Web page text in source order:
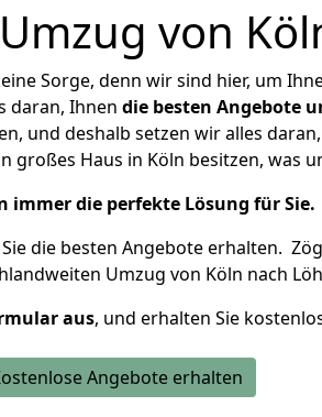
von
Sorge, denn wir sind hier, um
daran, Ihnen die besten Angebote
und deshalb setzen wir alles
großes Haus in Köln besitzen, was
immer die perfekte Lösung für Sie.
die besten Angebote erhalten.
Umzug von Köln nach
aus, und erhalten Sie
Angebote erhalten